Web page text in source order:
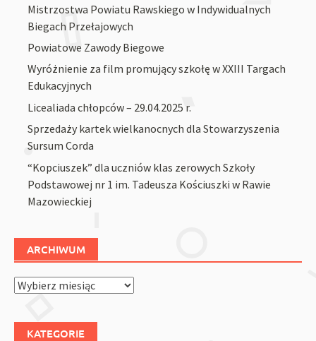
Mistrzostwa Powiatu Rawskiego w Indywidualnych
Biegach Przełajowych
Powiatowe Zawody Biegowe
Wyróżnienie za film promujący szkołę w XXIII Targach
Edukacyjnych
Licealiada chłopców – 29.04.2025 r.
Sprzedaży kartek wielkanocnych dla Stowarzyszenia
Sursum Corda
“Kopciuszek” dla uczniów klas zerowych Szkoły
Podstawowej nr 1 im. Tadeusza Kościuszki w Rawie
Mazowieckiej
ARCHIWUM
Archiwum
KATEGORIE